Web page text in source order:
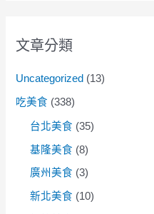
文章分類
Uncategorized (13)
吃美食 (338)
台北美食 (35)
基隆美食 (8)
廣州美食 (3)
新北美食 (10)